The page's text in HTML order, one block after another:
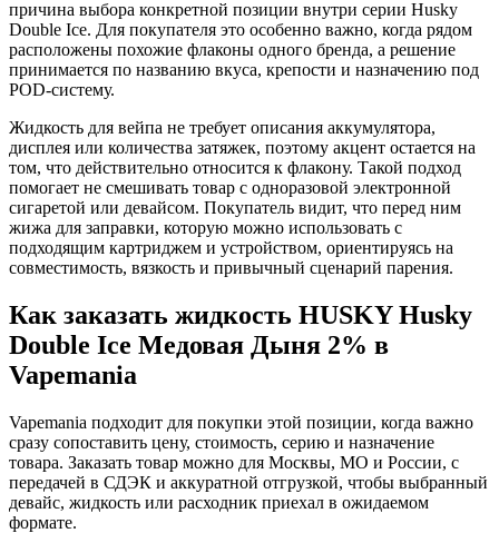
причина выбора конкретной позиции внутри серии Husky
Double Ice. Для покупателя это особенно важно, когда рядом
расположены похожие флаконы одного бренда, а решение
принимается по названию вкуса, крепости и назначению под
POD-систему.
Жидкость для вейпа не требует описания аккумулятора,
дисплея или количества затяжек, поэтому акцент остается на
том, что действительно относится к флакону. Такой подход
помогает не смешивать товар с одноразовой электронной
сигаретой или девайсом. Покупатель видит, что перед ним
жижа для заправки, которую можно использовать с
подходящим картриджем и устройством, ориентируясь на
совместимость, вязкость и привычный сценарий парения.
Как заказать жидкость HUSKY Husky
Double Ice Медовая Дыня 2% в
Vapemania
Vapemania подходит для покупки этой позиции, когда важно
сразу сопоставить цену, стоимость, серию и назначение
товара. Заказать товар можно для Москвы, МО и России, с
передачей в СДЭК и аккуратной отгрузкой, чтобы выбранный
девайс, жидкость или расходник приехал в ожидаемом
формате.